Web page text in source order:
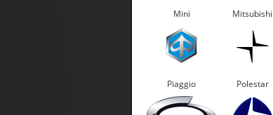
Mini Mitsubishi
Piaggio Polestar